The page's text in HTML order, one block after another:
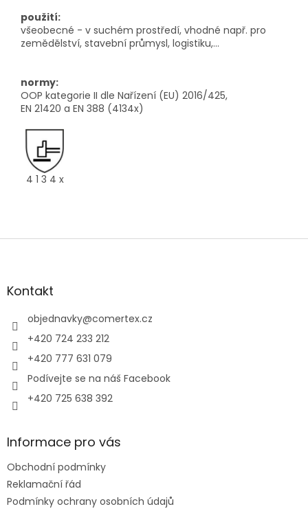
použití:
všeobecné - v suchém prostředí, vhodné např. pro
zemědělství, stavební průmysl, logistiku,...
normy:
OOP kategorie II dle Nařízení (EU) 2016/425,
EN 21420 a EN 388 (4134x)
4 1 3 4 x
Z
aKontakt
objednavky@comertex.cz
+420 724 233 212
+420 777 631 079
Podívejte se na náš Facebook
+420 725 638 392
Informace pro vás
Obchodní podmínky
Reklamační řád
Podmínky ochrany osobních údajů